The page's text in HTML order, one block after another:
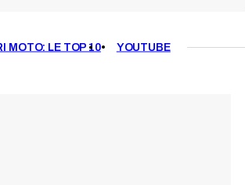
MOTO: LE TOP 10 YOUTUBE